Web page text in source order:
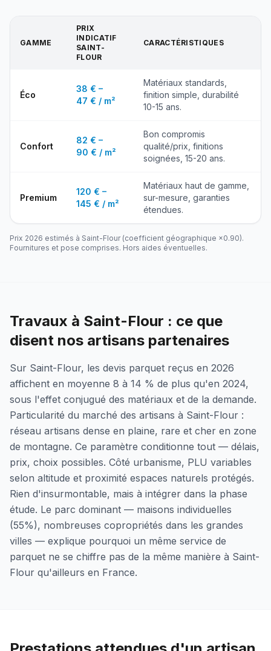
GAMME
PRIX
INDICATIF
SAINT-
FLOUR
CARACTÉRISTIQUES
Éco
38 € –
47 € / m²
Matériaux standards,
finition simple, durabilité
10-15 ans.
Confort
82 € –
90 € / m²
Bon compromis
qualité/prix, finitions
soignées, 15-20 ans.
Premium
120 € –
145 € / m²
Matériaux haut de gamme,
sur-mesure, garanties
étendues.
Prix 2026 estimés à Saint-Flour(coefficient géographique ×0.90).
Fournitures et pose comprises. Hors aides éventuelles.
Travaux à Saint-Flour : ce que
disent nos artisans partenaires
Sur Saint-Flour, les devis parquet reçus en 2026
affichent en moyenne 8 à 14 % de plus qu'en 2024,
sous l'effet conjugué des matériaux et de la demande.
Particularité du marché des artisans à Saint-Flour :
réseau artisans dense en plaine, rare et cher en zone
de montagne. Ce paramètre conditionne tout — délais,
prix, choix possibles. Côté urbanisme, PLU variables
selon altitude et proximité espaces naturels protégés.
Rien d'insurmontable, mais à intégrer dans la phase
étude. Le parc dominant — maisons individuelles
(55%), nombreuses copropriétés dans les grandes
villes — explique pourquoi un même service de
parquet ne se chiffre pas de la même manière à Saint-
Flour qu'ailleurs en France.